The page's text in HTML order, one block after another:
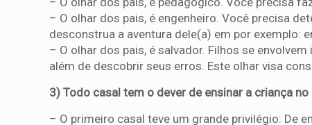
– O olhar dos pais, é engenheiro. Você precisa
desconstrua a aventura dele(a) em por exemplo:
– O olhar dos pais, é salvador. Filhos se
além de descobrir seus erros. Este olhar visa
3) Todo casal tem o dever de ensinar a criança
– O primeiro casal teve um grande privilégio: De